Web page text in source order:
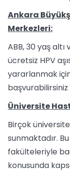
Ankara
Merkezleri:
ABB, 30 yaş
ücretsiz HPV
yararlanmak
başvurabilirsiniz​
Üniversite
Birçok
sunmaktadır.
fakülteleriyle
konusunda